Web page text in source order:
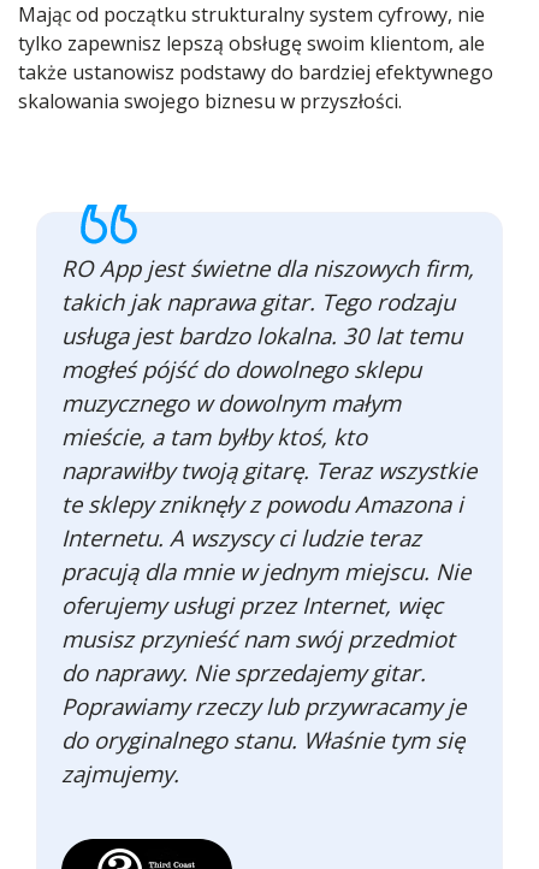
Mając od początku strukturalny system cyfrowy, nie
tylko zapewnisz lepszą obsługę swoim klientom, ale
także ustanowisz podstawy do bardziej efektywnego
skalowania swojego biznesu w przyszłości.
RO App jest świetne dla niszowych firm,
takich jak naprawa gitar. Tego rodzaju
usługa jest bardzo lokalna. 30 lat temu
mogłeś pójść do dowolnego sklepu
muzycznego w dowolnym małym
mieście, a tam byłby ktoś, kto
naprawiłby twoją gitarę. Teraz wszystkie
te sklepy zniknęły z powodu Amazona i
Internetu. A wszyscy ci ludzie teraz
pracują dla mnie w jednym miejscu. Nie
oferujemy usługi przez Internet, więc
musisz przynieść nam swój przedmiot
do naprawy. Nie sprzedajemy gitar.
Poprawiamy rzeczy lub przywracamy je
do oryginalnego stanu. Właśnie tym się
zajmujemy.